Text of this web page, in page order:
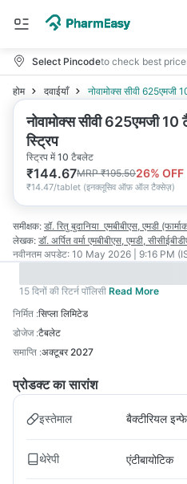
Select Pincodeto check best
होम दवाईयाँ नोवामोक्स सीवी 625एमजी
नोवामोक्स सीवी 625एमजी
स्ट्रिप
स्ट्रिप में 10 टैबलेट
₹144.67MRP₹195.5026% OFF
₹14.47/tablet (इनक्लूसिव ऑफ़ ऑल टैक्सेज़)
समीक्षक: डॉ. रितु बुदानिया एमबीबीएस, एमडी
लेखक: डॉ. अर्पित वर्मा एमबीबीएस, एमडी,
नवीनतम अपडेट: 10 May 2026 | 9:16 PM
15 दिनों की रिटर्न पॉलिसी Read More
निर्मित :सिप्ला लिमिटेड
डोजेज :टैबलेट
समाप्ति :अक्टूबर 2027
प्रोडक्ट का सारांश
इस्तेमाल बैक्टीरियल
थेरेपी एंटीबायोटिक